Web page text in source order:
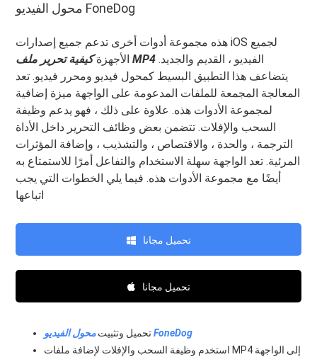
محول الفيديو FoneDog
هذه مجموعة أدوات أخرى تدعم جميع إصدارات iOS لجميع
الأجهزة كيفية تحرير ملف MP4الفيديو ، القديم والجديد.
يتضاعف هذا التطبيق البسيط كمحول فيديو ومحرر فيديو. تعد
المعالجة المجمعة للملفات المدعومة على الواجهة ميزة إضافية
لمجموعة الأدوات هذه. علاوة على ذلك ، فهو يدعم وظيفة
السحب والإفلات. تتضمن بعض وظائف التحرير داخل الأداة
الترجمة ، والحدة ، والاقتصاص ، والتشذيب ، وإضافة المؤثرات
المرئية. تعد الواجهة سهلة الاستخدام والتفاعل أمرًا للاستمتاع به
أيضًا مع مجموعة الأدوات هذه. فيما يلي الخطوات التي يجب
اتباعها
تحميل مجانا
تحميل مجانا
تحميل وتثبيتمحول الفيديو FoneDog
استخدم وظيفة السحب والإفلات لإضافة ملفات MP4 إلى الواجهة